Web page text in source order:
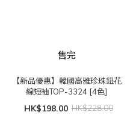
售完
【新品優惠】韓國高雅珍珠鈕花
線短袖TOP-3324 [4色]
HK$198.00 HK$228.00